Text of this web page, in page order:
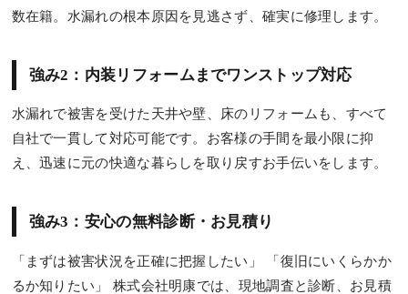
数在籍。水漏れの根本原因を見逃さず、確実に修理します。
強み2：内装リフォームまでワンストップ対応
水漏れで被害を受けた天井や壁、床のリフォームも、すべて
自社で一貫して対応可能です。お客様の手間を最小限に抑
え、迅速に元の快適な暮らしを取り戻すお手伝いをします。
強み3：安心の無料診断・お見積り
「まずは被害状況を正確に把握したい」 「復旧にいくらかか
るか知りたい」 株式会社明康では、現地調査と診断、お見積